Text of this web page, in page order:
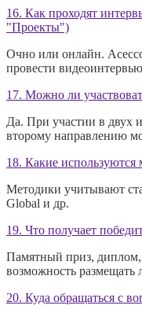
16. Как проходят
"Проекты")
Очно или онлайн.
провести
17. Можно ли
Да. При участии в двух
второму направлению
18. Какие используются
Методики учитывают
Global и др.
19. Что получает
Памятный приз,
возможность размещать
20. Куда обращаться с